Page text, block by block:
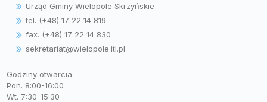
Urząd Gminy Wielopole Skrzyńskie
tel. (+48) 17 22 14 819
fax. (+48) 17 22 14 830
sekretariat@wielopole.itl.pl
Godziny otwarcia:
Pon. 8:00-16:00
Wt. 7:30-15:30